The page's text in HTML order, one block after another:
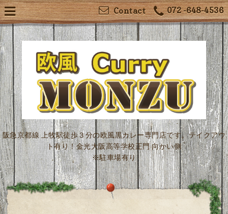
072 -648-4536
Contact
阪急京都線 上牧駅徒歩３分の欧風黒カレー専門店です。テイクアウ
ト有り！金光大阪高等学校正門 向かい側
※駐車場有り